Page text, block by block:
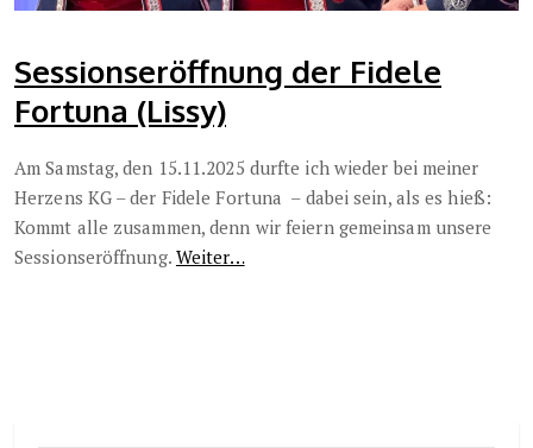
Sessionseröffnung der Fidele
Fortuna (Lissy)
Am Samstag, den 15.11.2025 durfte ich wieder bei meiner
Herzens KG – der Fidele Fortuna – dabei sein, als es hieß:
Kommt alle zusammen, denn wir feiern gemeinsam unsere
Sessionseröffnung. Weiter…